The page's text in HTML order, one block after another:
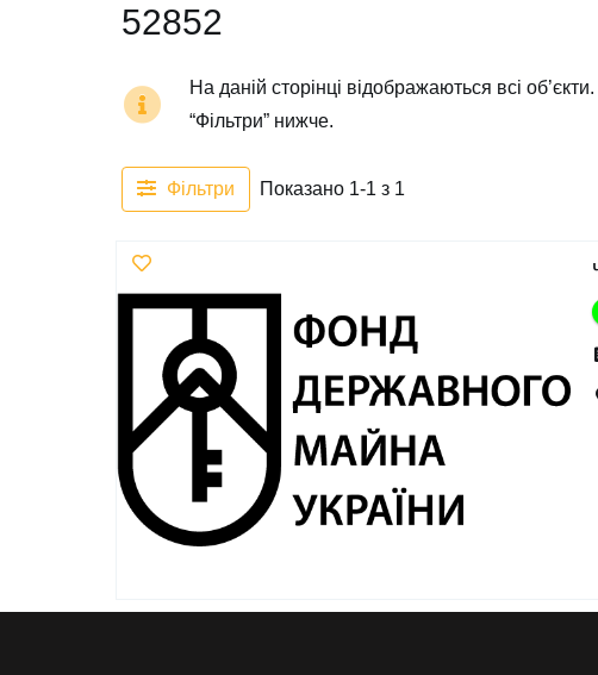
52852
На даній сторінці відображаються всі
“Фільтри” нижче.
Фільтри Показано 1-1 з 1